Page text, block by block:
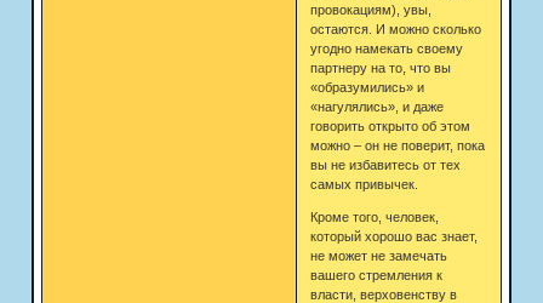
провокациям), увы,
остаются. И можно сколько
угодно намекать своему
партнеру на то, что вы
«образумились» и
«нагулялись», и даже
говорить открыто об этом
можно – он не поверит, пока
вы не избавитесь от тех
самых привычек.
Кроме того, человек,
который хорошо вас знает,
не может не замечать
вашего стремления к
власти, верховенству в